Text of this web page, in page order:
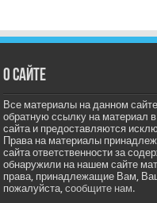
О сайте
Все материалы на данном
обратную ссылку на материал
сайта и предоставляются
Права на материалы
сайта ответственности за
обнаружили на нашем сайте
права, принадлежащие Вам,
пожалуйста,сообщите нам.